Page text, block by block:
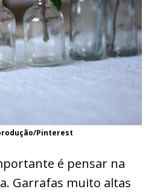
Pinterest
é pensar na
Garrafas muito altas